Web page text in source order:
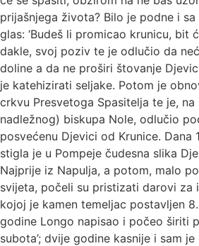
prijašnjega života? Bilo je podne i
glas: ‘Budeš li promicao krunicu, bit
dakle, svoj poziv te je odlučio da
doline a da ne proširi štovanje
je katehizirati seljake. Potom je
crkvu Presvetoga Spasitelja te je,
nadležnog) biskupa Nole, odlučio
posvećenu Djevici od Krunice. Dana
stigla je u Pompeje čudesna slika
Najprije iz Napulja, a potom, malo
svijeta, počeli su pristizati darovi za
kojoj je kamen temeljac postavljen
godine Longo napisao i počeo širiti
subota’; dvije godine kasnije i sam